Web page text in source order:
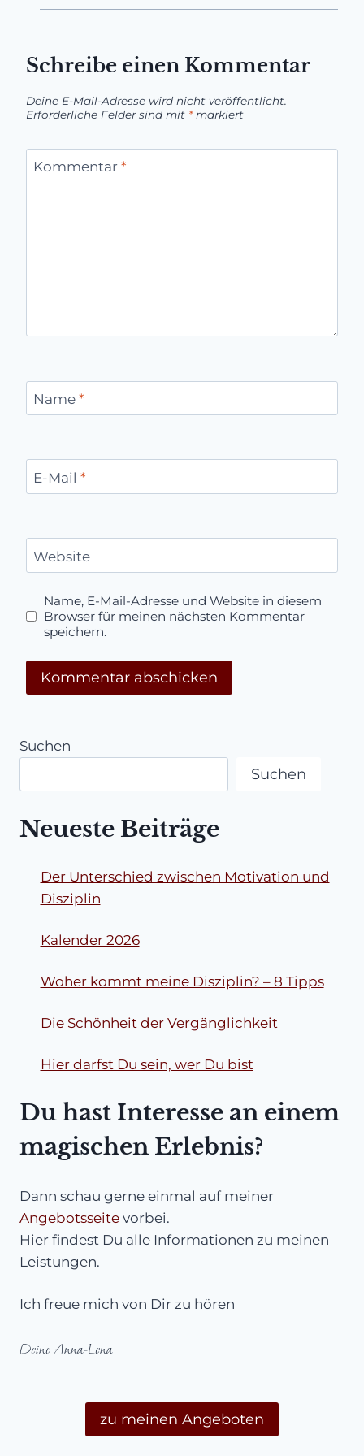
Schreibe einen Kommentar
Deine E-Mail-Adresse wird nicht veröffentlicht.
Erforderliche Felder sind mit *markiert
Kommentar *
Name *
E-Mail *
Website
Name, E-Mail-Adresse und Website in diesem
Browser für meinen nächsten Kommentar
speichern.
Suchen
Suchen
Neueste Beiträge
Der Unterschied zwischen Motivation und
Disziplin
Kalender 2026
Woher kommt meine Disziplin? – 8 Tipps
Die Schönheit der Vergänglichkeit
Hier darfst Du sein, wer Du bist
Du hast Interesse an einem
magischen Erlebnis?
Dann schau gerne einmal auf meiner
Angebotsseite vorbei.
Hier findest Du alle Informationen zu meinen
Leistungen.
Ich freue mich von Dir zu hören
Deine Anna-Lena
zu meinen Angeboten